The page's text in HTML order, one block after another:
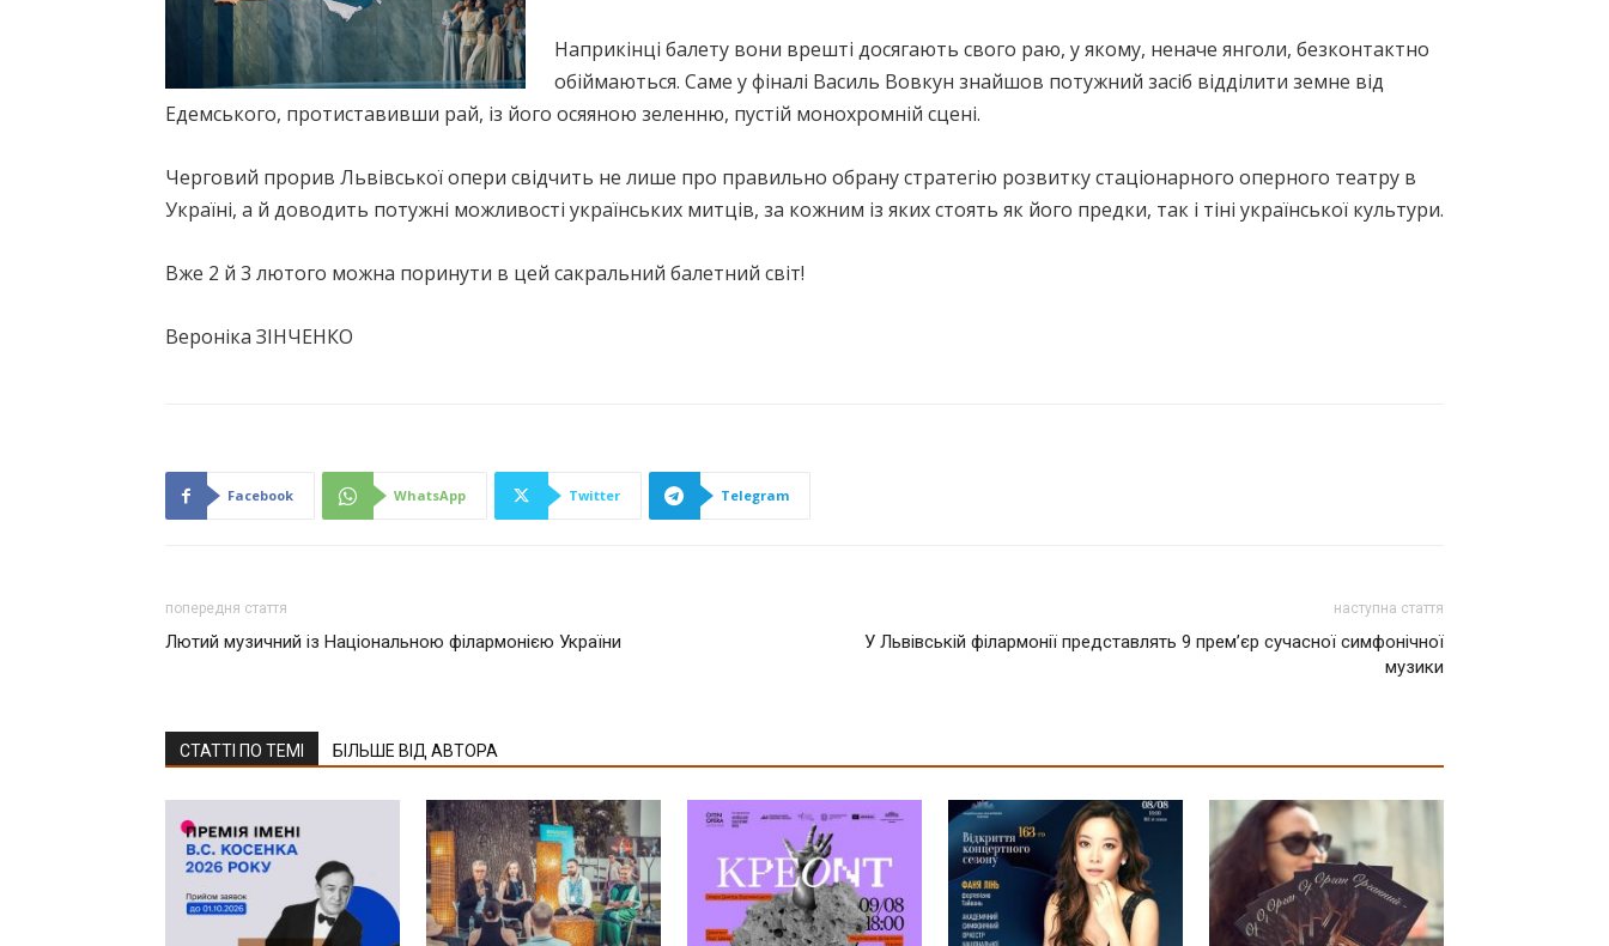
Наприкінці балету вони врешті досягають свого раю, у якому, неначе янголи, безконтактно
обіймаються. Саме у фіналі Василь Вовкун знайшов потужний засіб відділити земне від
Едемського, протиставивши рай, із його осяяною зеленню, пустій монохромній сцені.
Черговий прорив Львівської опери свідчить не лише про правильно обрану стратегію розвитку стаціонарного оперного театру в
Україні, а й доводить потужні можливості українських митців, за кожним із яких стоять як його предки, так і тіні української культури.
Вже 2 й 3 лютого можна поринути в цей сакральний балетний світ!
Вероніка ЗІНЧЕНКО
Facebook WhatsApp Twitter Telegram
попередня стаття
Лютий музичний із Національною філармонією України
наступна стаття
У Львівській філармонії представлять 9 премʼєр сучасної симфонічної
музики
СТАТТІ ПО ТЕМІ БІЛЬШЕ ВІД АВТОРА